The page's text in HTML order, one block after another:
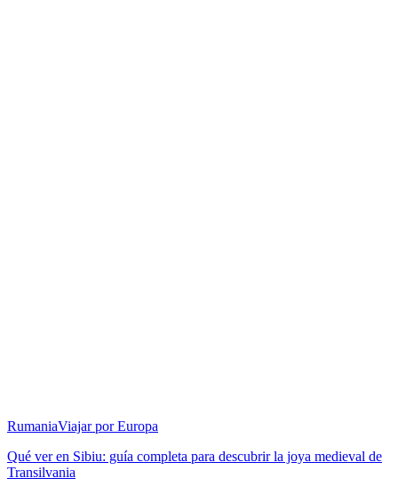
RumaniaViajar por Europa
Qué ver en Sibiu: guía completa para descubrir la joya medieval de
Transilvania